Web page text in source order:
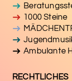
1000 Steine
Ambulante
RECHTLICHES